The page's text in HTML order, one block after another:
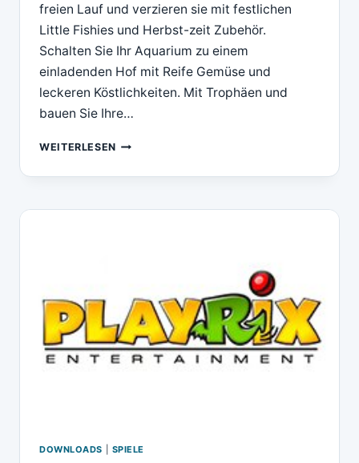
freien Lauf und verzieren sie mit festlichen
Little Fishies und Herbst-zeit Zubehör.
Schalten Sie Ihr Aquarium zu einem
einladenden Hof mit Reife Gemüse und
leckeren Köstlichkeiten. Mit Trophäen und
bauen Sie Ihre…
WEITERLESENDOWNLOAD
FISHDOM
SPLASH(TM)
DOWNLOADS SPIELE